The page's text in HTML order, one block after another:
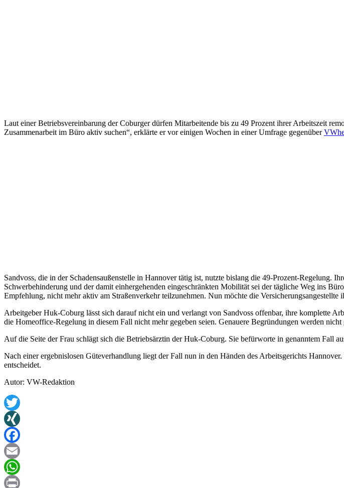
Laut einer Betriebsvereinbarung der Coburger dürfen Mitarbeitende bis zu 49 Prozent ihrer Arbeitszeit
Zusammenarbeit im Büro aktiv suchen“, erklärte er vor einigen Wochen in einer Umfrage gegenüber
Sandvoss, die in der Schadensaußenstelle in Hannover tätig ist, nutzte bislang die 49-Prozent-
Schwerbehinderung und der damit einhergehenden eingeschränkten Mobilität sei der tägliche Weg ins
Empfehlung, nicht mehr aktiv am Straßenverkehr teilzunehmen. Nun möchte die
Arbeitgeber Huk-Coburg lässt sich darauf nicht ein und verlangt von Sandvoss offenbar, ihre komplette
die Homeoffice-Regelung in diesem Fall nicht mehr gegeben seien. Genauere Begründungen werden
Auf die Seite der Frau schlägt sich die Betriebsärztin der Huk-Coburg. Sie befürworte in genanntem Fall
Nach einer ergebnislosen Güteverhandlung liegt der Fall nun in den Händen des Arbeitsgerichts
entscheidet.
Autor: VW-Redaktion
Twitter
XING
Facebook
Email
WhatsApp